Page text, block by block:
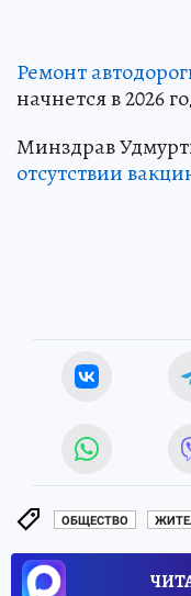
Ремонт
начнется в 2026
Минздрав
отсутствии
ОБЩЕСТВО